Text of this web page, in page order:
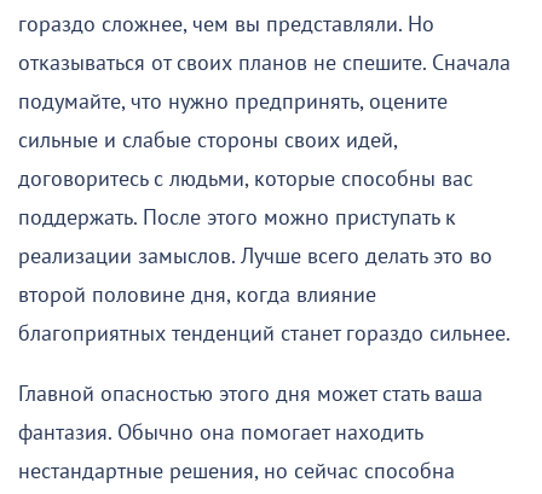
гораздо сложнее, чем вы представляли. Но
отказываться от своих планов не спешите. Сначала
подумайте, что нужно предпринять, оцените
сильные и слабые стороны своих идей,
договоритесь с людьми, которые способны вас
поддержать. После этого можно приступать к
реализации замыслов. Лучше всего делать это во
второй половине дня, когда влияние
благоприятных тенденций станет гораздо сильнее.
Главной опасностью этого дня может стать ваша
фантазия. Обычно она помогает находить
нестандартные решения, но сейчас способна